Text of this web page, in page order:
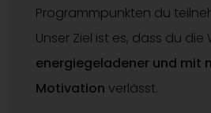
Programmpunkten du
Unser Ziel ist es, dass du die
energiegeladener und mit
Motivation verlässt.